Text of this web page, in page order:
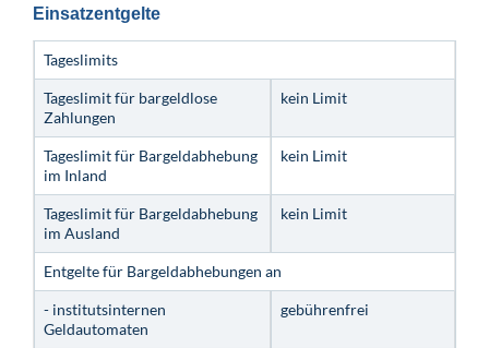
Einsatzentgelte
Tageslimits
Tageslimit für bargeldlose
Zahlungen
kein Limit
Tageslimit für Bargeldabhebung
im Inland
kein Limit
Tageslimit für Bargeldabhebung
im Ausland
kein Limit
Entgelte für Bargeldabhebungen an
- institutsinternen
Geldautomaten
gebührenfrei